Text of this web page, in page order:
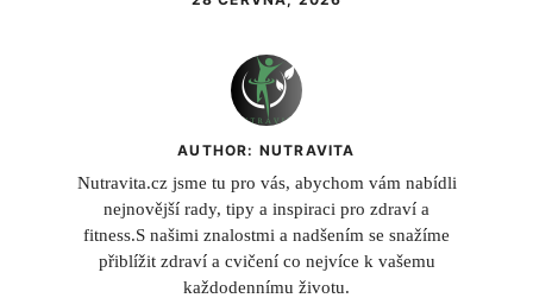
AUTHOR: NUTRAVITA
Nutravita.cz jsme tu pro vás, abychom vám nabídli
nejnovější rady, tipy a inspiraci pro zdraví a
fitness.S našimi znalostmi a nadšením se snažíme
přiblížit zdraví a cvičení co nejvíce k vašemu
každodennímu životu.